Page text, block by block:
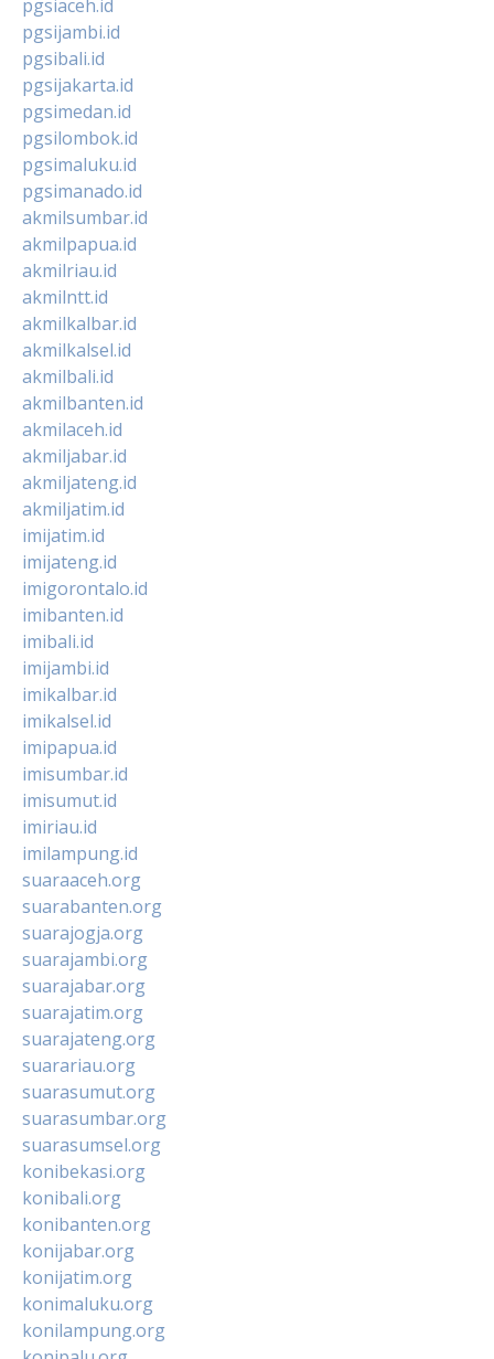
pgsiaceh.id
pgsijambi.id
pgsibali.id
pgsijakarta.id
pgsimedan.id
pgsilombok.id
pgsimaluku.id
pgsimanado.id
akmilsumbar.id
akmilpapua.id
akmilriau.id
akmilntt.id
akmilkalbar.id
akmilkalsel.id
akmilbali.id
akmilbanten.id
akmilaceh.id
akmiljabar.id
akmiljateng.id
akmiljatim.id
imijatim.id
imijateng.id
imigorontalo.id
imibanten.id
imibali.id
imijambi.id
imikalbar.id
imikalsel.id
imipapua.id
imisumbar.id
imisumut.id
imiriau.id
imilampung.id
suaraaceh.org
suarabanten.org
suarajogja.org
suarajambi.org
suarajabar.org
suarajatim.org
suarajateng.org
suarariau.org
suarasumut.org
suarasumbar.org
suarasumsel.org
konibekasi.org
konibali.org
konibanten.org
konijabar.org
konijatim.org
konimaluku.org
konilampung.org